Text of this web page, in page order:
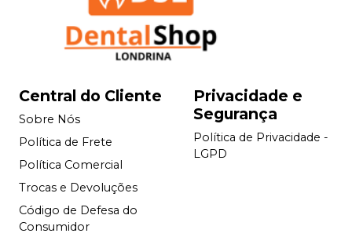
Central do Cliente
Sobre Nós
Política de Frete
Política Comercial
Trocas e Devoluções
Código de Defesa do
Consumidor
Privacidade e
Segurança
Política de Privacidade -
LGPD